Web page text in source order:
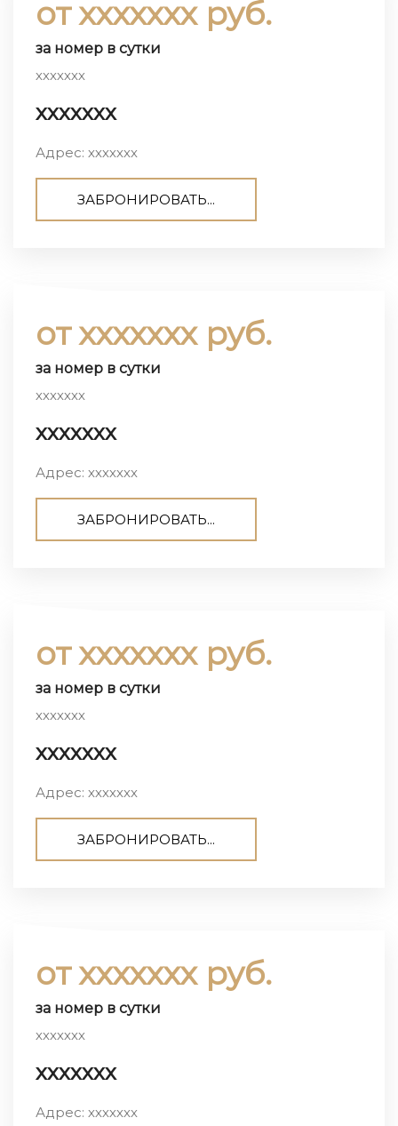
от ххххххх руб.
за номер в сутки
ххххххх
ххххххх
Адрес: ххххххх
ЗАБРОНИРОВАТЬ...
от ххххххх руб.
за номер в сутки
ххххххх
ххххххх
Адрес: ххххххх
ЗАБРОНИРОВАТЬ...
от ххххххх руб.
за номер в сутки
ххххххх
ххххххх
Адрес: ххххххх
ЗАБРОНИРОВАТЬ...
от ххххххх руб.
за номер в сутки
ххххххх
ххххххх
Адрес: ххххххх